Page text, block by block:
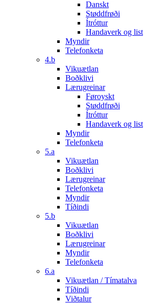
Danskt
Støddfrøði
Ítróttur
Handaverk og list
Myndir
Telefonketa
4.b
Vikuætlan
Boðklivi
Lærugreinar
Føroyskt
Støddfrøði
Ítróttur
Handaverk og list
Myndir
Telefonketa
5.a
Vikuætlan
Boðklivi
Lærugreinar
Telefonketa
Myndir
Tíðindi
5.b
Vikuætlan
Boðklivi
Lærugreinar
Myndir
Telefonketa
6.a
Vikuætlan / Tímatalva
Tíðindi
Viðtalur